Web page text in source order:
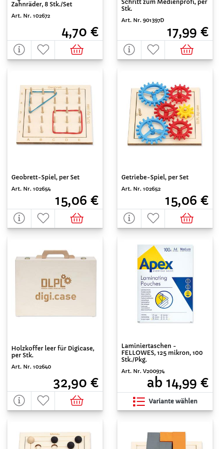
Zahnräder, 8 Stk./Set
Art. Nr. 102672
4,70 €
Schritt zum Medienprofi, per
Stk.
Art. Nr. 901397D
17,99 €
Geobrett-Spiel, per Set
Art. Nr. 102654
15,06 €
Getriebe-Spiel, per Set
Art. Nr. 102652
15,06 €
Holzkoffer leer für Digicase,
per Stk.
Art. Nr. 102640
32,90 €
Laminiertaschen -
FELLOWES, 125 mikron, 100
Stk./Pkg.
Art. Nr. V200974
ab 14,99 €
Variante wählen